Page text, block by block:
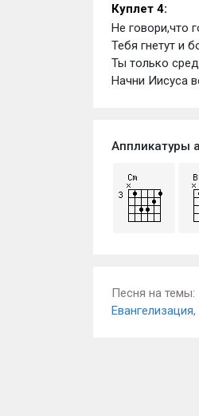
Куплет 4:
Не говори,что
Тебя гнетут и
Ты только
Начни Иисуса
Аппликатуры
Песня на темы:
Евангелизация,